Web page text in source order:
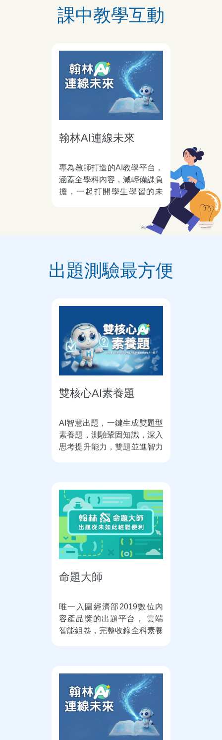
課中教學互動
翰林AI連線未來
專為教師打造的AI教學平台，
涵蓋全學科內容，減輕備課負
擔，一起打開學生學習的未
出題測驗最方便
雙核心AI素養題
AI智慧出題，一鍵生成雙題型
素養題，測驗鞏固知識，深入
思考提升能力，雙題並進智力
命題大師
唯一入圍經濟部2019數位內
容產品獎的出題平台， 雲端
智能組卷，完整收錄全科素養